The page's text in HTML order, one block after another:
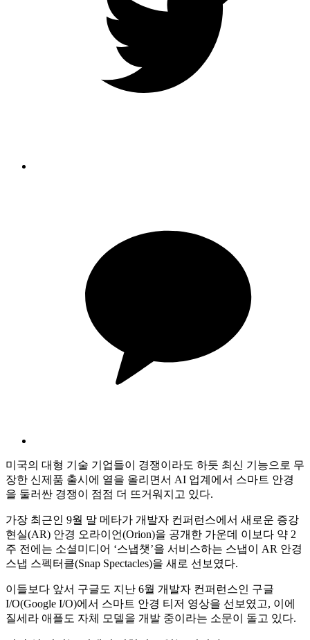
미국의 대형 기술 기업들이 경쟁이라도 하듯 최신 기능으로 무
장한 신제품 출시에 열을 올리면서 AI 업계에서 스마트 안경
을 둘러싼 경쟁이 점점 더 뜨거워지고 있다.
가장 최근인 9월 말 메타가 개발자 컨퍼런스에서 새로운 증강
현실(AR) 안경 오라이언(Orion)을 공개한 가운데 이보다 약 2
주 전에는 소셜미디어 ‘스냅챗’을 서비스하는 스냅이 AR 안경
스냅 스펙터클(Snap Spectacles)을 새로 선보였다.
이들보다 앞서 구글도 지난 6월 개발자 컨퍼런스인 구글
I/O(Google I/O)에서 스마트 안경 티저 영상을 선보였고, 이에
질세라 애플도 자체 모델을 개발 중이라는 소문이 돌고 있다.